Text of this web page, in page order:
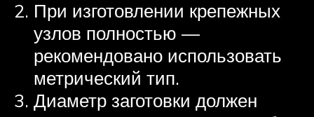
При изготовлении крепежных
узлов полностью —
рекомендовано использовать
метрический тип.
Диаметр заготовки должен